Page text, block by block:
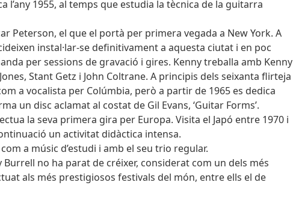
l’any 1955, al temps que estudia la tècnica de la guitarra
Peterson, el que el portà per primera vegada a New York. A
instal·lar-se definitivament a aquesta ciutat i en poc
per sessions de gravació i gires. Kenny treballa amb Kenny
Stant Getz i John Coltrane. A principis dels seixanta flirteja
a vocalista per Colúmbia, però a partir de 1965 es dedica
un disc aclamat al costat de Gil Evans, ‘Guitar Forms’.
la seva primera gira per Europa. Visita el Japó entre 1970 i
un activitat didàctica intensa.
a músic d’estudi i amb el seu trio regular.
no ha parat de créixer, considerat com un dels més
als més prestigiosos festivals del món, entre ells el de